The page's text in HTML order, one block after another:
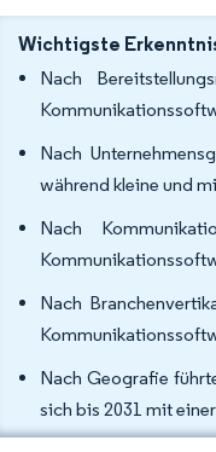
Wichtigste
Nach
Nach
während kleine und
Nach
Nach
Nach Geografie
sich bis 2031 mit